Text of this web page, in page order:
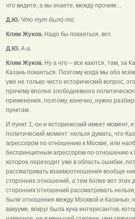
что видите, а вы знаете, между прочим…
Д.Ю. Что тут было-то.
Клим Жуков. Надо бы покаяться, вот.
Д.Ю.А-а.
Клим Жуков. Ну а что – все каются, там, за
Казань покаяться. Поэтому когда мы обо
уже не только чисто исторический вопрос,
прочему вполне злободневного
применения, поэтому, конечно, нужно
пунктам.
И пункт 1, он и исторический имеет момент,
политический момент: нельзя думать, что
агрессором по отношению к Москве, или
беспринципным агрессором по отношению
которое переходит уже в область ошибки,
рассматривать взаимоотношения вообще
сторонних отношений, а тем более вот этих
сторонних отношений рассматривать
были отношения между Москвой и Казанью,
вакууме, вокруг была куча интересантов,